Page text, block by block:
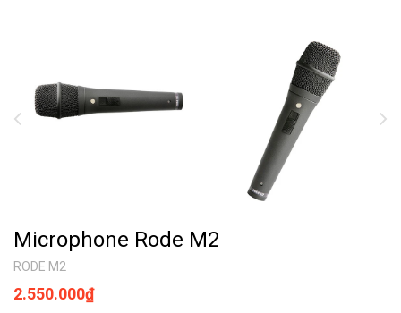
Microphone Rode M2
RODE M2
2.550.000₫